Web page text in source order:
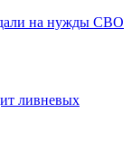
на нужды СВО
ливневых